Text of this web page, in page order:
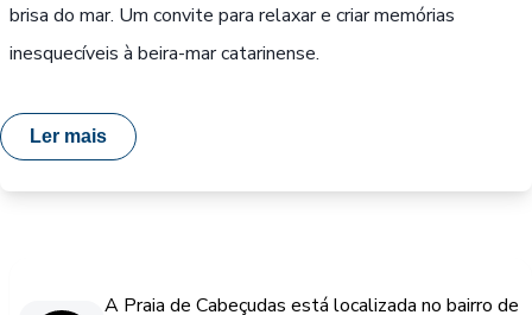
brisa do mar. Um convite para relaxar e criar memórias
inesquecíveis à beira-mar catarinense.
Ler mais
A Praia de Cabeçudas está localizada no bairro de